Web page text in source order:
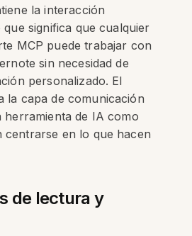
la interacción
significa que cualquier
MCP puede trabajar con
sin necesidad de
personalizado. El
la capa de comunicación
herramienta de IA como
centrarse en lo que hacen
de lectura y